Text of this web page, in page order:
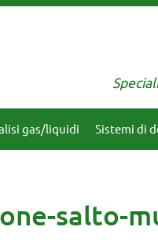
gas/liquidi Sistemi di
salto-